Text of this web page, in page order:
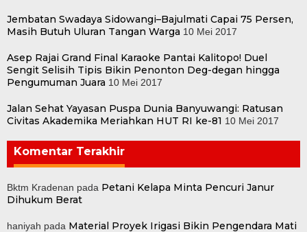
Jembatan Swadaya Sidowangi–Bajulmati Capai 75 Persen,
Masih Butuh Uluran Tangan Warga 10 Mei 2017
Asep Rajai Grand Final Karaoke Pantai Kalitopo! Duel
Sengit Selisih Tipis Bikin Penonton Deg-degan hingga
Pengumuman Juara 10 Mei 2017
Jalan Sehat Yayasan Puspa Dunia Banyuwangi: Ratusan
Civitas Akademika Meriahkan HUT RI ke-81 10 Mei 2017
Komentar Terakhir
Bktm Kradenan pada Petani Kelapa Minta Pencuri Janur
Dihukum Berat
haniyah pada Material Proyek Irigasi Bikin Pengendara Mati